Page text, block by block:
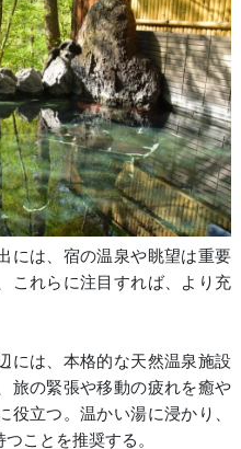
には、宿の温泉や眺望は重要
これらに注目すれば、より充
には、本格的な天然温泉施設
旅の緊張や移動の疲れを癒や
立つ。温かい湯に浸かり、
ことを推奨する。